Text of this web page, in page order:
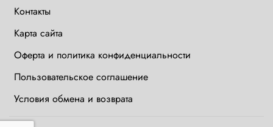
Контакты
Карта сайта
Оферта и политика конфиденциальности
Пользовательское соглашение
Условия обмена и возврата